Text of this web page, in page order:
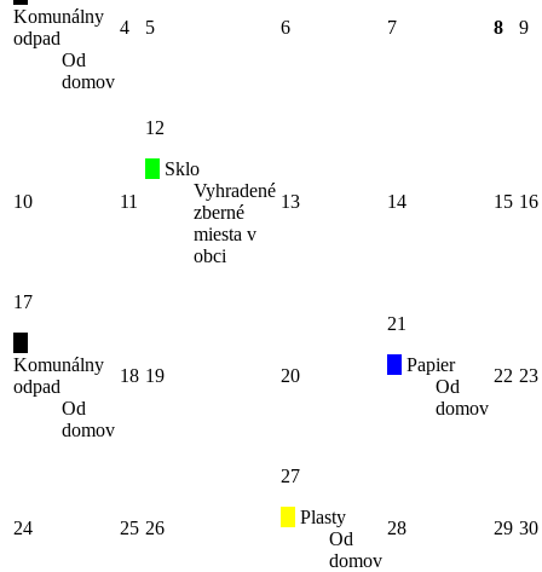
Komunálny
odpad
Od
domov
4 5 6 7 8 9
10 11
12
Sklo
Vyhradené
zberné
miesta v
obci
13 14 15 16
17
Komunálny
odpad
Od
domov
18 19 20
21
Papier
Od
domov
22 23
24 25 26
27
Plasty
Od
domov
28 29 30